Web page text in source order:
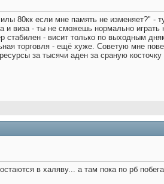
80кк если мне память не
виза - ты не сможешь нормально
стабилен - висит только по выходным
торговля - ещё хуже. Советую мне
за тысячи аден за сраную
в халяву... а там пока по рб